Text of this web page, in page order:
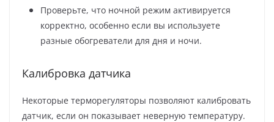
Проверьте, что ночной режим активируется
корректно, особенно если вы используете
разные обогреватели для дня и ночи.
Калибровка датчика
Некоторые терморегуляторы позволяют калибровать
датчик, если он показывает неверную температуру.